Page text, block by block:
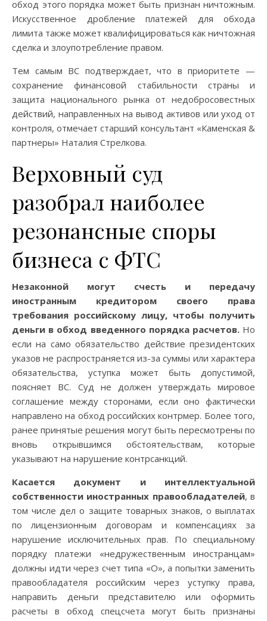
обход этого порядка может быть признан ничтожным.
Искусственное дробление платежей для обхода
лимита также может квалифицироваться как ничтожная
сделка и злоупотребление правом.
Тем самым ВС подтверждает, что в приоритете —
сохранение финансовой стабильности страны и
защита национального рынка от недобросовестных
действий, направленных на вывод активов или уход от
контроля, отмечает старший консультант «Каменская &
партнеры» Наталия Стрелкова.
Верховный суд
разобрал наиболее
резонансные споры
бизнеса с ФТС
Незаконной могут счесть и передачу
иностранным кредитором своего права
требования российскому лицу, чтобы получить
деньги в обход введенного порядка расчетов.Но
если на само обязательство действие президентских
указов не распространяется из-за суммы или характера
обязательства, уступка может быть допустимой,
поясняет ВС. Суд не должен утверждать мировое
соглашение между сторонами, если оно фактически
направлено на обход российских контрмер. Более того,
ранее принятые решения могут быть пересмотрены по
вновь открывшимся обстоятельствам, которые
указывают на нарушение контрсанкций.
Касается документ и интеллектуальной
собственности иностранных правообладателей, в
том числе дел о защите товарных знаков, о выплатах
по лицензионным договорам и компенсациях за
нарушение исключительных прав. По специальному
порядку платежи «недружественным иностранцам»
должны идти через счет типа «О», а попытки заменить
правообладателя российским через уступку права,
направить деньги представителю или оформить
расчеты в обход спецсчета могут быть признаны